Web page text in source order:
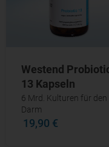
Westend
13 Kapseln
6 Mrd. Kulturen für den
Darm
19,90 €